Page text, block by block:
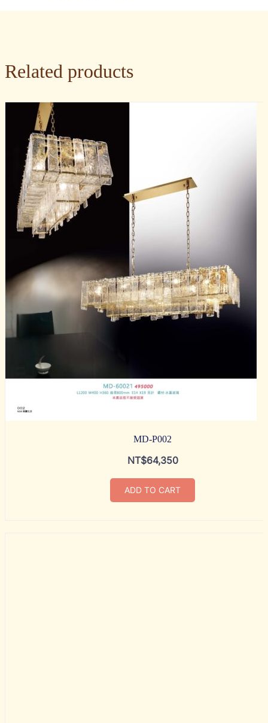
Related products
MD-P002
NT$64,350
ADD TO CART